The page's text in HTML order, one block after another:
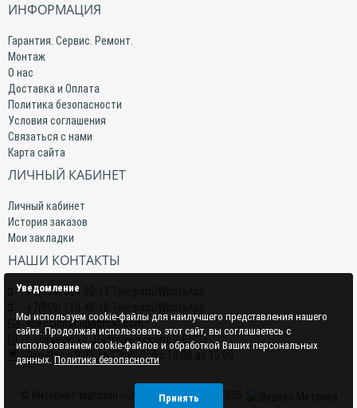
ИНФОРМАЦИЯ
Гарантия. Сервис. Ремонт.
Монтаж
О нас
Доставка и Оплата
Политика безопасности
Условия соглашения
Связаться с нами
Карта сайта
ЛИЧНЫЙ КАБИНЕТ
Личный кабинет
История заказов
Мои закладки
НАШИ КОНТАКТЫ
+7(959) 509-02-17 Telegram/WhatsApp
specclimat.lg@gmail.com
г. Луганск, ул. Даргомыжского, 2-Е/216
Пон-Птн с 9:00 до 17:00; Суб с 10:00 до 15:00
© Интернет-магазин «СпецКлимат» 2015–2025.
Уведомление
Мы используем cookie-файлы для наилучшего представления нашего
сайта. Продолжая использовать этот сайт, вы соглашаетесь с
использованием cookie-файлов и обработкой Ваших персональных
данных. Политика безопасности
Принять